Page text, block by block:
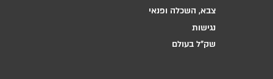
צבא, השכלה ופנאי
נגישות
שק״ל בעולם